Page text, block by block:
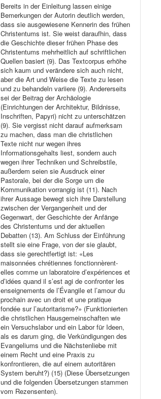
Bereits in der Einleitung lassen einige
Bemerkungen der Autorin deutlich werden,
dass sie ausgewiesene Kennerin des frühen
Christentums ist. Sie weist daraufhin, dass
die Geschichte dieser frühen Phase des
Christentums mehrheitlich auf schriftlichen
Quellen basiert (9). Das Textcorpus erhöhe
sich kaum und verändere sich auch nicht,
aber die Art und Weise die Texte zu lesen
und zu behandeln variiere (9). Andererseits
sei der Beitrag der Archäologie
(Einrichtungen der Architektur, Bildnisse,
Inschriften, Papyri) nicht zu unterschätzen
(9). Sie vergisst nicht darauf aufmerksam
zu machen, dass man die christlichen
Texte nicht nur wegen ihres
Informationsgehalts liest, sondern auch
wegen ihrer Techniken und Schreibstile,
außerdem seien sie Ausdruck einer
Pastorale, bei der die Sorge um die
Kommunikation vorrangig ist (11). Nach
ihrer Aussage bewegt sich ihre Darstellung
zwischen der Vergangenheit und der
Gegenwart, der Geschichte der Anfänge
des Christentums und der aktuellen
Debatten (13). Am Schluss der Einführung
stellt sie eine Frage, von der sie glaubt,
dass sie gerechtfertigt ist: «Les
maisonnées chrétiennes fonctionnèrent-
elles comme un laboratoire d’expériences et
d’idées quand il s’est agi de confronter les
enseignements de l’Évangile et l’amour du
prochain avec un droit et une pratique
fondée sur l’autoritarisme?» (Funktionierten
die christlichen Hausgemeinschaften wie
ein Versuchslabor und ein Labor für Ideen,
als es darum ging, die Verkündigungen des
Evangeliums und die Nächstenliebe mit
einem Recht und eine Praxis zu
konfrontieren, die auf einem autoritären
System beruht?) (15) (Diese Übersetzungen
und die folgenden Übersetzungen stammen
vom Rezensenten).